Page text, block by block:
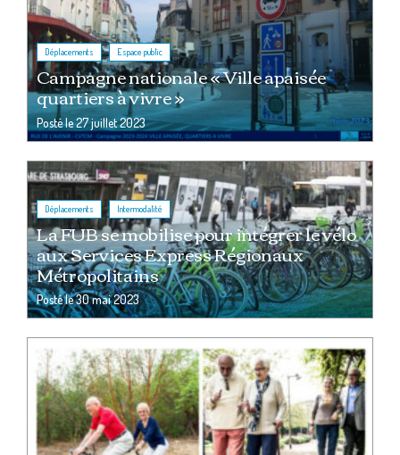
Déplacements , Espace public
Campagne nationale « Ville apaisée
quartiers à vivre »
Posté le27 juillet 2023
Déplacements , Intermodalité
La FUB se mobilise pour intégrer le vélo
aux Services Express Régionaux
Métropolitains
Posté le30 mai 2023